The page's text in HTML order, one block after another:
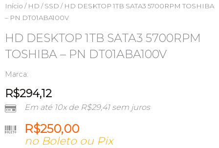
Início / HD / SSD / HD DESKTOP 1TB SATA3 5700RPM TOSHIBA
– PN DT01ABA100V
HD DESKTOP 1TB SATA3 5700RPM
TOSHIBA – PN DT01ABA100V
Marca:
R$294,12
Em até 10x de R$29,41sem juros
R$250,00
no Boleto ou Pix